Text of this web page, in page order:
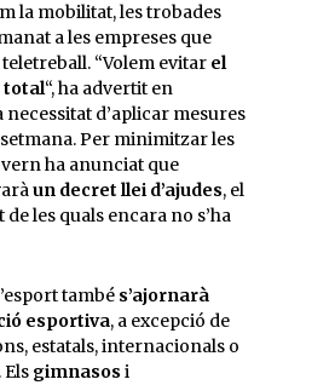
la mobilitat, les trobades
a les empreses que
“Volem evitar el
total“, ha advertit en
d’aplicar mesures
setmana. Per minimitzar les
ha anunciat que
un decret llei d’ajudes, el
les quals encara no s’ha
també s’ajornarà
esportiva, a excepció de
estatals, internacionals o
gimnasos i